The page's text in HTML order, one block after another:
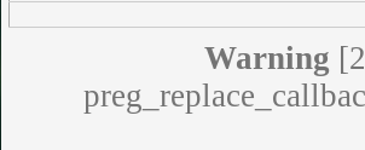
Warning